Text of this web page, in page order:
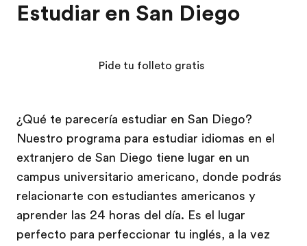
Estudiar en San Diego
¿Qué te parecería estudiar en San Diego?
Nuestro programa para estudiar idiomas en el
extranjero de San Diego tiene lugar en un
campus universitario americano, donde podrás
relacionarte con estudiantes americanos y
aprender las 24 horas del día. Es el lugar
perfecto para perfeccionar tu inglés, a la vez
Pide tu folleto gratis